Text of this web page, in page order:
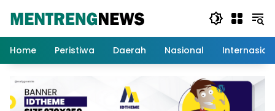
Home
Peristiwa Daerah Nasional